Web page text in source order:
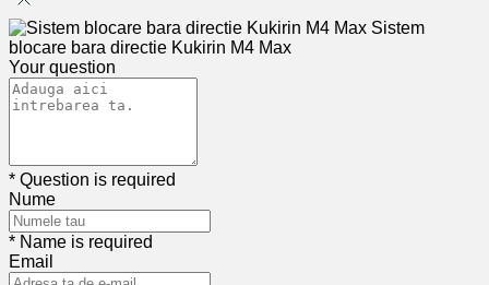
Sistem
blocare bara directie Kukirin M4 Max
Your question
* Question is required
Nume
* Name is required
Email